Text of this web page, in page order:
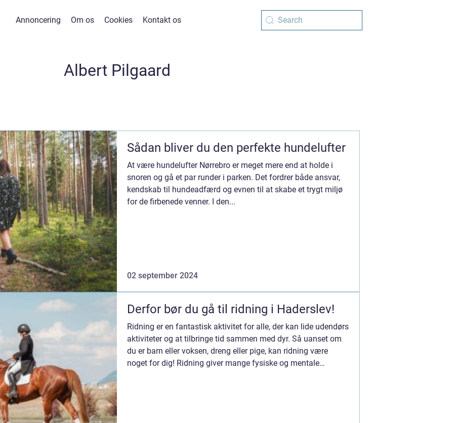
Annoncering Om os Cookies Kontakt os
Albert Pilgaard
Sådan bliver du den perfekte hundelufter
At være hundelufter Nørrebro er meget mere end at holde i
snoren og gå et par runder i parken. Det fordrer både ansvar,
kendskab til hundeadfærd og evnen til at skabe et trygt miljø
for de firbenede venner. I den...
02 september 2024
Derfor bør du gå til ridning i Haderslev!
Ridning er en fantastisk aktivitet for alle, der kan lide udendørs
aktiviteter og at tilbringe tid sammen med dyr. Så uanset om
du er barn eller voksen, dreng eller pige, kan ridning være
noget for dig! Ridning giver mange fysiske og mentale